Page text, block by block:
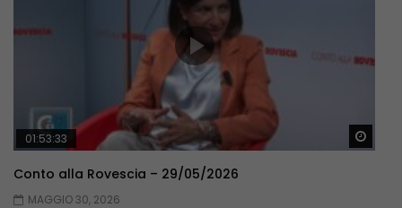
01:53:33
Conto alla Rovescia – 29/05/2026
MAGGIO 30, 2026